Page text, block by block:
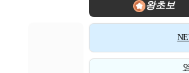
왕초보